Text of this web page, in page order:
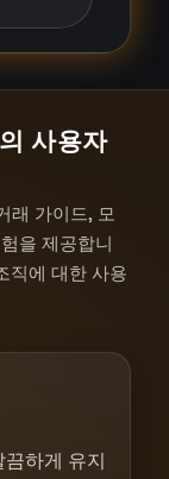
사용자
래 가이드, 모
을 제공합니
직에 대한 사용
하게 유지